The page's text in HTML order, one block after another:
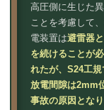
高圧側に生じた
ことを考慮して、
電装置は避雷器
を続けることが
れたが、S24工
放電間隙は2mm
事故の原因とな